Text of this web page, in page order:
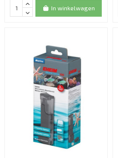
In winkelwagen